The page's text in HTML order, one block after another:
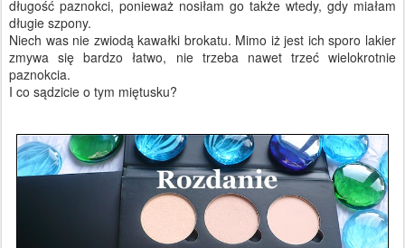
długość paznokci, ponieważ nosiłam go także wtedy, gdy miałam
długie szpony.
Niech was nie zwiodą kawałki brokatu. Mimo iż jest ich sporo lakier
zmywa się bardzo łatwo, nie trzeba nawet trzeć wielokrotnie
paznokcia.
I co sądzicie o tym miętusku?